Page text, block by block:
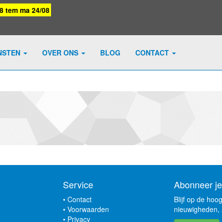
tem ma 24/08
OVER ONS BLOG CONTACT
Service
• Contact
• Voorwaarden
• Privacy
Abonneer je
Blijf op de